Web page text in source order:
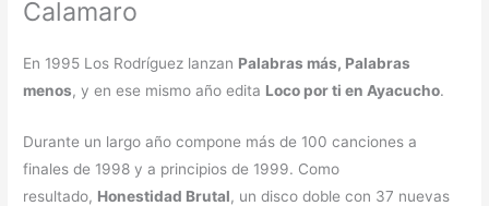
Calamaro
En 1995 Los Rodríguez lanzan Palabras más, Palabras
menos, y en ese mismo año edita Loco por ti en Ayacucho.
Durante un largo año compone más de 100 canciones a
finales de 1998 y a principios de 1999. Como
resultado, Honestidad Brutal, un disco doble con 37 nuevas